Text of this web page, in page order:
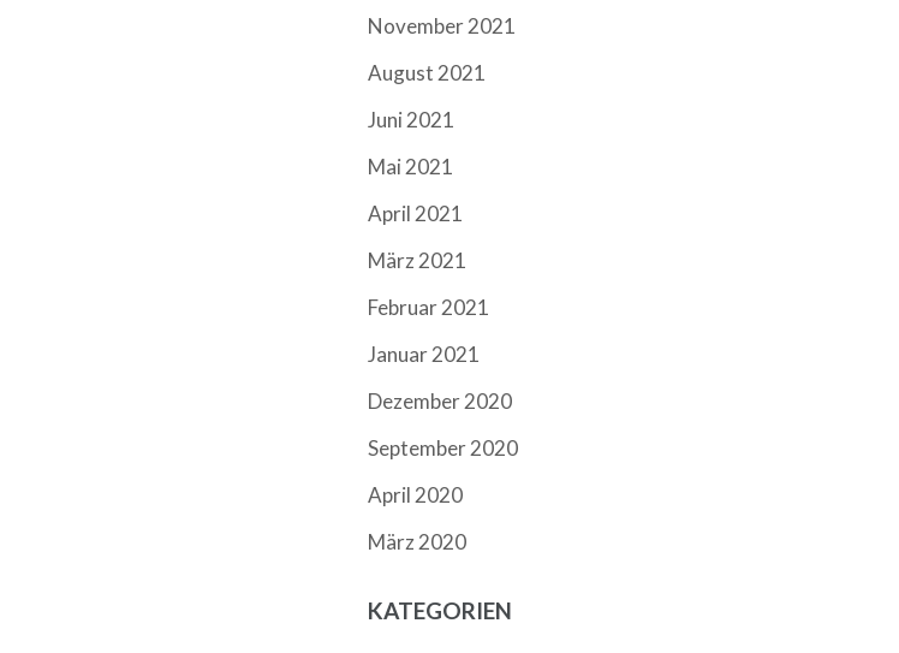
November 2021
August 2021
Juni 2021
Mai 2021
April 2021
März 2021
Februar 2021
Januar 2021
Dezember 2020
September 2020
April 2020
März 2020
KATEGORIEN